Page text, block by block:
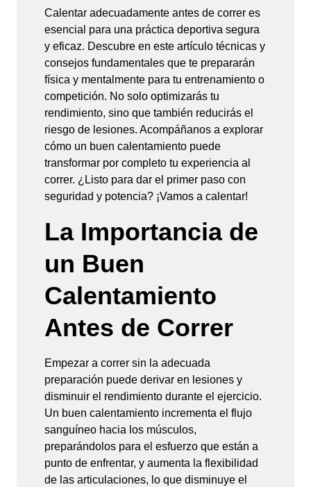
Calentar adecuadamente antes de correr es
esencial para una práctica deportiva segura
y eficaz. Descubre en este artículo técnicas y
consejos fundamentales que te prepararán
física y mentalmente para tu entrenamiento o
competición. No solo optimizarás tu
rendimiento, sino que también reducirás el
riesgo de lesiones. Acompáñanos a explorar
cómo un buen calentamiento puede
transformar por completo tu experiencia al
correr. ¿Listo para dar el primer paso con
seguridad y potencia? ¡Vamos a calentar!
La Importancia de
un Buen
Calentamiento
Antes de Correr
Empezar a correr sin la adecuada
preparación puede derivar en lesiones y
disminuir el rendimiento durante el ejercicio.
Un buen calentamiento incrementa el flujo
sanguíneo hacia los músculos,
preparándolos para el esfuerzo que están a
punto de enfrentar, y aumenta la flexibilidad
de las articulaciones, lo que disminuye el